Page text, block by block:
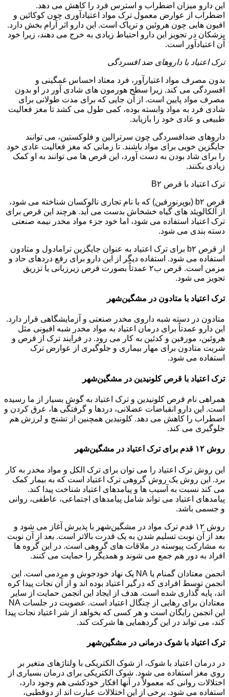
این دارو میزان اضطراب و استرس فرد را کاهش می دهد.
اضطراب از عوارض معمول ترک مواد اعتیادآوری چون کوکائین و
افیون هایی چون هروئین و تریاک است. این دارو اثر آرام بخش دارد.
پزشکان در تجویز این دارو احتیاط زیادی به خرج می دهند، زیرا خود
آن اعتیادآور است.
ترک اعتیاد با داروهای ضد افسردگی
بدون مصرف مواد اعتیارآور، فرد معتاد احساس غمگینی و
افسردگی می کند. زیرا سطح هورمون های شادی آور در او بدون
مصرف مواد پایین است. از آن جایی که برای مدت طولانی برای
شادی فرد به مواد وابسته بوده، کمی طول می کشد تا مغز فعالیت
طبیعی و عادی خود را بازیابد.
داروهای ضدافسردگی چون سرترالین و فلوکستین، می توانند
جایگزین خوبی برای مواد باشند. تا زمانی که مغز فعالیت عادی خود
را برای شاد بودن به دست آورد، این قرص ها می توانند به او کمک
زیادی بکنند.
ترک اعتیاد با قرص B۲
قرص b۲ (بوپرنورفین) که با نام تجاری نالوکسان شناخته می شود،
از آلکالویئد های گیاه خشخاش بدست می آید. هرچند این قرص برای
ترک اعتیاد استفاده می شود، اما خود جزء مواد مخدر نیمه صنعتی
دسته بندی می شود.
از قرص b۲ برای ترک اعتیاد به عنوان جایگزین ترامادول و متادون
استفاده می شود. استفاده دیگر از این دارو برای رفع دردهای حاد و
مزمن است. قرص ب۲ عمدتاً بصورت قرص زیرزبانی یا تزریق
تجویز می شود.
ترک اعتیاد با متادون در مشگین‌شهر
متادون در دسته شبه داروی مخدر صنعتی و آزمایشگاهی قرار دارد.
این دارو عمدتاً برای درمان اعتیاد به مواد مخدر شبه افیونی مثل
هروئین، مورفین و کدئین به کار می رود. در فرایند ترک از قرص و
شربت متادون برای مهار بیماری و جلوگیری از عوارض ترک
استفاده می شود.
ترک اعتیاد با قرص کلونیدین در مشگین‌شهر
همراهی نام قرص کلونیدین و ترک اعتیاد به گوش بسیار از ما رسیده
است. این دارو انقباضات عضلانی، دردها و گرفتگی ها، عرق کردن و
اضطراب را کاهش می دهد. کلونیدین همچنین از تشنج و لرزش هم
جلوگیری می کند.
روش ۱۲ قدم برای ترک اعتیاد در مشگین‌شهر
این روش ترک اعتیاد را می توان برای ترک الکل و مواد مخدر به کار
برد. این روش یک روش گروهی ترک اعتیاد است که به بیمار کمک
می کند نسبت به آسیب ها و پیامدهای اعتیاد شناخت پیدا کند.
پیامدهای اعتیاد می تواند شامل پیامدهای اجتماعی، عاطفی، روانی
و جسمی باشد.
روش ۱۲ قدم ترک مواد در مشگین‌شهر با پذیرش آغاز می شود و
بعد از آن نوبت تسلیم شدن به یک قدرت بالاتر است. بعد از آن نوبت
به مشارکت پیوسته در ملاقات های گروهی است. در این گروه ها
افراد به دور هم جمع می شوند و همدیگر را حمایت می کنند.
انجمن معتادان گمنام یا NA یک نهاد خودجوش و مردمی است. این
انجمن توسط افرادی که درگیر اعتیاد بوده اند و از آن نجات پیدا کره
اند، پایه گذاری شده است. هدف از ایجاد این انجمن حمایت از سایر
معتادان برای رهایی از چنگال اعتیاد است. عضویت در جلسات NA
این انجمن رایگان است و هر کسی که بخواهد از شر اعتیاد نجات پیدا
کند، می تواند در این گردهمایی ها شرکت کند.
ترک اعتیاد با شوک درمانی در مشگین‌شهر
در درمان اعتیاد با شوک، از شوک الکتریکی با ولتاژهای متغیر بر
روی مغز استفاده می شود. شوک الکتریکی برای درمان بسیاری از
اختلالات روانی که معمولاً در آنها افکار خودکشی هم وجود دارد،
استفاده می شود. برخی از این اختلالات عبارت اند از دوقطبی،